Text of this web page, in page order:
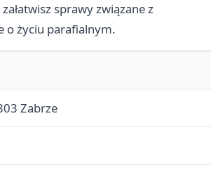
sprawy związane z
o życiu parafialnym.
Zabrze